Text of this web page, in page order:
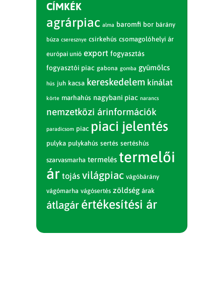
CÍMKÉK
agrárpiac alma baromfi bor bárány
búza cseresznye csirkehús csomagolóhelyi ár
európai unió export fogyasztás
fogyasztói piac gabona gomba gyümölcs
hús juh kacsa kereskedelem kínálat
körte marhahús nagybani piac narancs
nemzetközi árinformációk
paradicsom piac piaci jelentés
pulyka pulykahús sertés sertéshús
szarvasmarha termelés termelői
ár tojás világpiac vágóbárány
vágómarha vágósertés zöldség árak
átlagár értékesítési ár